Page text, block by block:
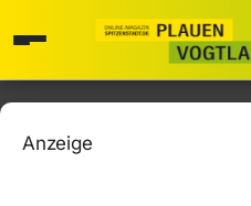
Anzeige